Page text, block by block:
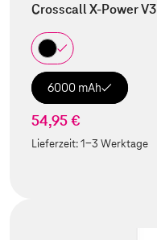
Crosscall X-Power V3
6000 mAh
54,95 €
Lieferzeit:1-3 Werktage